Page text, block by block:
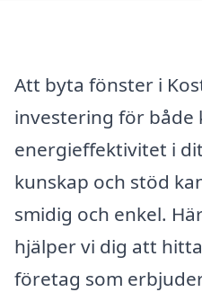
Att byta fönster i
investering för både
energieffektivitet i
kunskap och stöd
smidig och enkel.
hjälper vi dig att
företag som